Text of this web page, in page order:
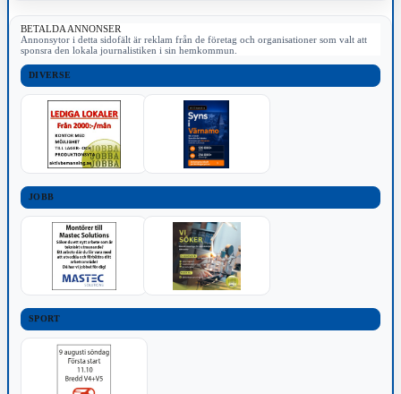
BETALDA ANNONSER
Annonsytor i detta sidofält är reklam från de företag och organisationer som valt att
sponsra den lokala journalistiken i sin hemkommun.
DIVERSE
JOBB
SPORT